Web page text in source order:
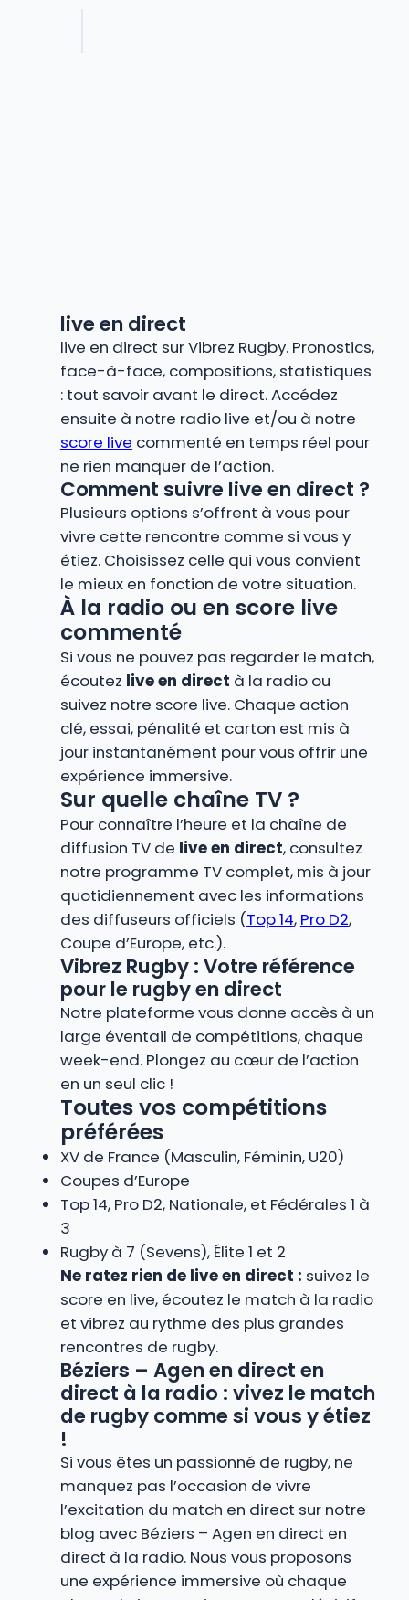
live en direct
live en direct sur Vibrez Rugby. Pronostics,
face-à-face, compositions, statistiques
: tout savoir avant le direct. Accédez
ensuite à notre radio live et/ou à notre
score live commenté en temps réel pour
ne rien manquer de l’action.
Comment suivre live en direct ?
Plusieurs options s’offrent à vous pour
vivre cette rencontre comme si vous y
étiez. Choisissez celle qui vous convient
le mieux en fonction de votre situation.
À la radio ou en score live
commenté
Si vous ne pouvez pas regarder le match,
écoutez live en direct à la radio ou
suivez notre score live. Chaque action
clé, essai, pénalité et carton est mis à
jour instantanément pour vous offrir une
expérience immersive.
Sur quelle chaîne TV ?
Pour connaître l’heure et la chaîne de
diffusion TV de live en direct, consultez
notre programme TV complet, mis à jour
quotidiennement avec les informations
des diffuseurs officiels (Top 14, Pro D2,
Coupe d’Europe, etc.).
Vibrez Rugby : Votre référence
pour le rugby en direct
Notre plateforme vous donne accès à un
large éventail de compétitions, chaque
week-end. Plongez au cœur de l’action
en un seul clic !
Toutes vos compétitions
préférées
XV de France (Masculin, Féminin, U20)
Coupes d’Europe
Top 14, Pro D2, Nationale, et Fédérales 1 à
3
Rugby à 7 (Sevens), Élite 1 et 2
Ne ratez rien de live en direct : suivez le
score en live, écoutez le match à la radio
et vibrez au rythme des plus grandes
rencontres de rugby.
Béziers – Agen en direct en
direct à la radio : vivez le match
de rugby comme si vous y étiez
!
Si vous êtes un passionné de rugby, ne
manquez pas l’occasion de vivre
l’excitation du match en direct sur notre
blog avec Béziers – Agen en direct en
direct à la radio. Nous vous proposons
une expérience immersive où chaque